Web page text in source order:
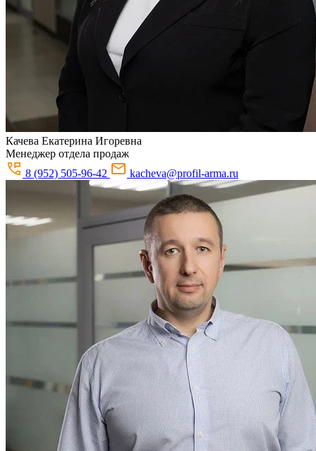
Качева Екатерина Игоревна
Менеджер отдела продаж
8 (952) 505-96-42
kacheva@profil-arma.ru